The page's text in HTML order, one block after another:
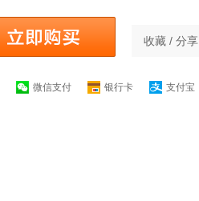
收藏 / 分享
微信支付 银行卡 支付宝